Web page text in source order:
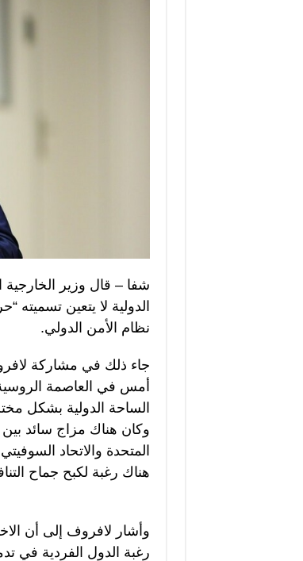
شفا – قال وزير
الدولية لا يتعين تسميته
نظام الأمن الدولي.
جاء ذلك في مشاركة
أمس في العاصمة
الساحة الدولية بشكل
وكان هناك مزاج سائد بين
المتحدة والاتحاد
هناك رغبة لكبح جماح
وأشار لافروف إلى أن
رغبة الدول الفردية في